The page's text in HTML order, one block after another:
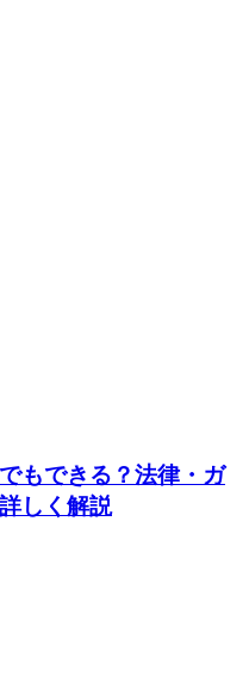
もできる？法律・ガ
しく解説